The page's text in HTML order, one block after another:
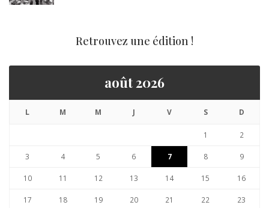
Retrouvez une édition !
août 2026
L M M J V S D
1 2
3 4 5 6 7 8 9
10 11 12 13 14 15 16
17 18 19 20 21 22 23